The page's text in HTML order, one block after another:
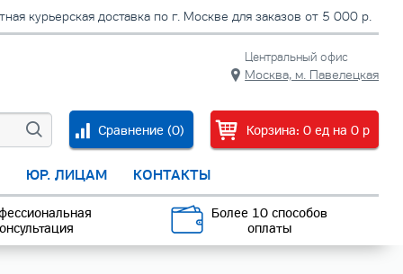
курьерская доставка по г. Москве для заказов от 5 000 р.
Центральный офис
Москва, м. Павелецкая
Корзина: 0 ед на 0 p
Сравнение (0)
ЮР. ЛИЦАМ КОНТАКТЫ
Более 10 способов
оплаты